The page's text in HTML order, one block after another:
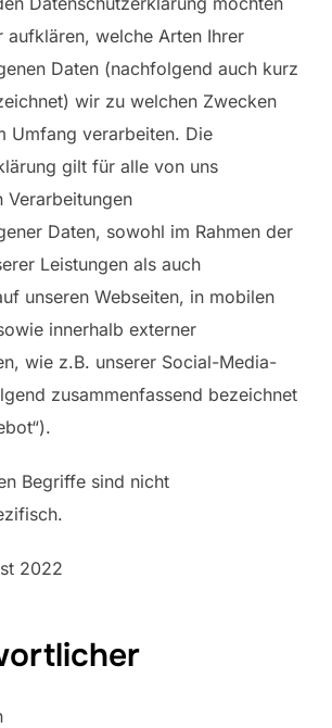
aufklären, welche Arten Ihrer
Daten (nachfolgend auch kurz
wir zu welchen Zwecken
Umfang verarbeiten. Die
gilt für alle von uns
Verarbeitungen
Daten, sowohl im Rahmen der
Leistungen als auch
unseren Webseiten, in mobilen
innerhalb externer
wie z.B. unserer Social-Media-
zusammenfassend bezeichnet
Begriffe sind nicht
2022